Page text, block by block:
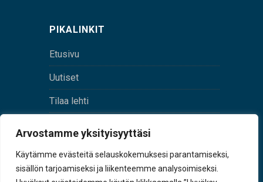
Arvostamme yksityisyyttäsi
Käytämme evästeitä selauskokemuksesi parantamiseksi,
sisällön tarjoamiseksi ja liikenteemme analysoimiseksi.
PIKALINKIT
Etusivu
Uutiset
Tilaa lehti